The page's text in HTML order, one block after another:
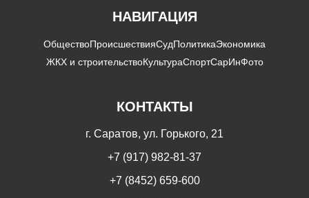
НАВИГАЦИЯ
ОбществоПроисшествияСудПолитикаЭкономика
ЖКХ и строительствоКультураСпортСарИнФото
КОНТАКТЫ
г. Саратов, ул. Горького, 21
+7 (917) 982-81-37
+7 (8452) 659-600